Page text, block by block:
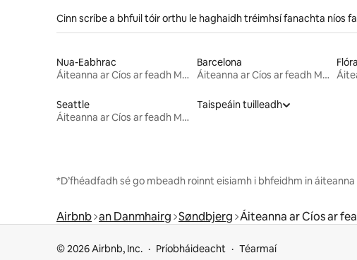
Cinn scríbe a bhfuil tóir orthu le haghaidh tréimhsí fanachta níos
Nua-Eabhrac
Áiteanna ar Cíos ar feadh Míosa
Barcelona
Áiteanna ar Cíos ar feadh Míosa
Seattle
Áiteanna ar Cíos ar feadh Míosa
Taispeáin tuilleadh
*D’fhéadfadh sé go mbeadh roinnt eisiamh i bhfeidhm in
Airbnb an Danmhairg Søndbjerg Áiteanna ar Cíos ar
© 2026 Airbnb, Inc. Príobháideacht Téarmaí